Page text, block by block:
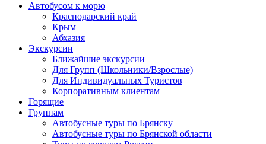
Автобусом к морю
Краснодарский край
Крым
Абхазия
Экскурсии
Ближайшие экскурсии
Для Групп (Школьники/Взрослые)
Для Индивидуальных Туристов
Корпоративным клиентам
Горящие
Группам
Автобусные туры по Брянску
Автобусные туры по Брянской области